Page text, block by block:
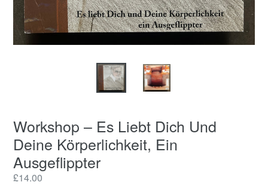
Workshop – Es Liebt Dich Und
Deine Körperlichkeit, Ein
Ausgeflippter
Regular
£14.00